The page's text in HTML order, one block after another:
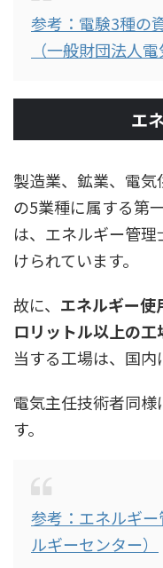
参考：電験3種の
（一般財団法人
エ
製造業、鉱業、電
の5業種に属する第
は、エネルギー管
けられています。
故に、 エネルギー
ロリットル以上の工
当する工場は、国内
電気主任技術者同
す。
参考：エネルギ
ルギーセンター）